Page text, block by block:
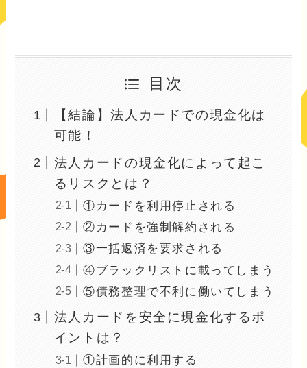
目次
【結論】法人カードでの現金化は
可能！
法人カードの現金化によって起こ
るリスクとは？
①カードを利用停止される
②カードを強制解約される
③一括返済を要求される
④ブラックリストに載ってしまう
⑤債務整理で不利に働いてしまう
法人カードを安全に現金化するポ
イントは？
①計画的に利用する